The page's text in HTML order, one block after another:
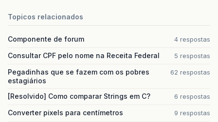
Topicos relacionados
Componente de forum 4 respostas
Consultar CPF pelo nome na Receita Federal 5 respostas
Pegadinhas que se fazem com os pobres
estagiários
62 respostas
[Resolvido] Como comparar Strings em C? 6 respostas
Converter pixels para centímetros 9 respostas